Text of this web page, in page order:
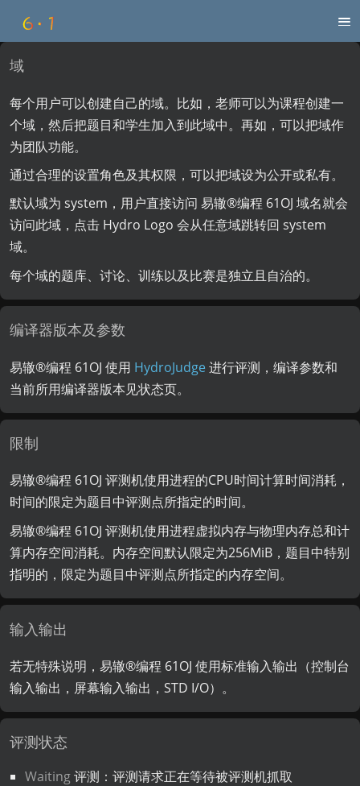
域
每个用户可以创建自己的域。比如，老师可以为课程创建一
个域，然后把题目和学生加入到此域中。再如，可以把域作
为团队功能。
通过合理的设置角色及其权限，可以把域设为公开或私有。
默认域为 system，用户直接访问 易辙®️编程 61OJ 域名就会
访问此域，点击 Hydro Logo 会从任意域跳转回 system
域。
每个域的题库、讨论、训练以及比赛是独立且自治的。
编译器版本及参数
易辙®️编程 61OJ 使用 HydroJudge 进行评测，编译参数和
当前所用编译器版本见状态页。
限制
易辙®️编程 61OJ 评测机使用进程的CPU时间计算时间消耗，
时间的限定为题目中评测点所指定的时间。
易辙®️编程 61OJ 评测机使用进程虚拟内存与物理内存总和计
算内存空间消耗。内存空间默认限定为256MiB，题目中特别
指明的，限定为题目中评测点所指定的内存空间。
输入输出
若无特殊说明，易辙®️编程 61OJ 使用标准输入输出（控制台
输入输出，屏幕输入输出，STD I/O）。
评测状态
Waiting评测：评测请求正在等待被评测机抓取